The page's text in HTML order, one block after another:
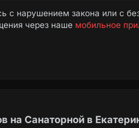
с нарушением закона или с
через наше мобильное
на Санаторной в